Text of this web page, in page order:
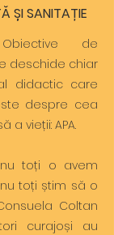
ȘI SANITAȚIE
de
deschide chiar
didactic care
despre cea
a vieții: APA.
toți o avem
toți știm să o
Coltan
curajoși au